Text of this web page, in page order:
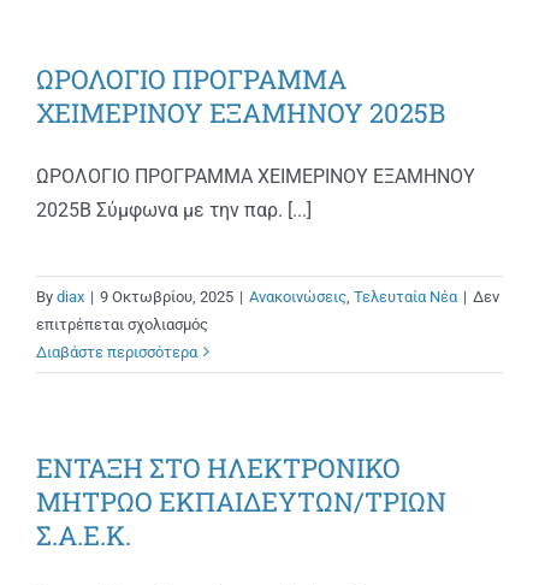
της
Βέροιας
ΩΡΟΛΟΓΙΟ ΠΡΟΓΡΑΜΜΑ
ΧΕΙΜΕΡΙΝΟΥ ΕΞΑΜΗΝΟΥ 2025Β
ΩΡΟΛΟΓΙΟ ΠΡΟΓΡΑΜΜΑ ΧΕΙΜΕΡΙΝΟΥ ΕΞΑΜΗΝΟΥ
2025Β Σύμφωνα με την παρ. [...]
By diax | 9 Οκτωβρίου, 2025 | Ανακοινώσεις Τελευταία Νέα | Δεν
επιτρέπεται σχολιασμόςστο
ΩΡΟΛΟΓΙΟ
ΠΡΟΓΡΑΜΜΑ
2025Β
Διαβάστε περισσότερα
ΕΝΤΑΞΗ ΣΤΟ ΗΛΕΚΤΡΟΝΙΚΟ
ΜΗΤΡΩΟ ΕΚΠΑΙΔΕΥΤΩΝ/ΤΡΙΩΝ
Σ.Α.Ε.Κ.